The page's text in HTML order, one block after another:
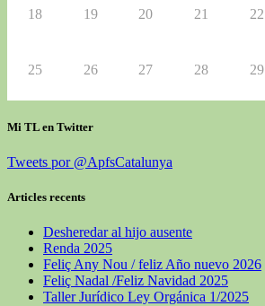
18 19 20 21 22
25 26 27 28 29
Mi TL en Twitter
Tweets por @ApfsCatalunya
Articles recents
Desheredar al hijo ausente
Renda 2025
Feliç Any Nou / feliz Año nuevo 2026
Feliç Nadal /Feliz Navidad 2025
Taller Jurídico Ley Orgánica 1/2025